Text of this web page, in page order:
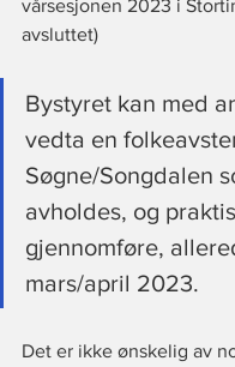
vårsesjonen 2023 i
avsluttet)
Bystyret kan med
vedta en
Søgne/Songdalen
avholdes, og
gjennomføre,
mars/april 2023.
Det er ikke ønskelig av